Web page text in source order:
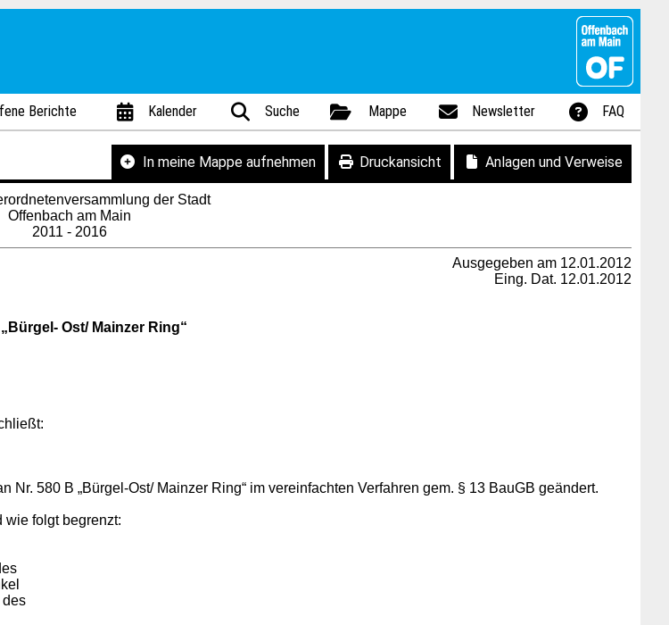
Berichte Kalender Suche Mappe Newsletter FAQ
In meine Mappe aufnehmen Druckansicht Anlagen und Verweise
der Stadt
Offenbach am Main
2011 - 2016
Ausgegeben am 12.01.2012
Eing. Dat. 12.01.2012
Ost/ Mainzer Ring“
580 B „Bürgel-Ost/ Mainzer Ring“ im vereinfachten Verfahren gem. § 13 BauGB geändert.
wie folgt begrenzt:
des